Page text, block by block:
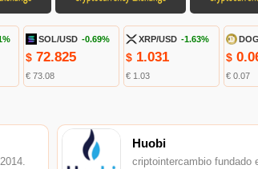
SOL/USD -0.69%
$ 72.825
€ 73.08
XRP/USD -1.63%
$ 1.031
€ 1.03
$
€ 0.07
Huobi
criptointercambio fundado